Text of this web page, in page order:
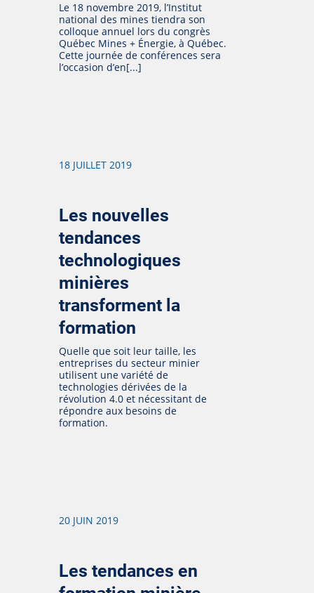
Le 18 novembre 2019, l’Institut
national des mines tiendra son
colloque annuel lors du congrès
Québec Mines + Énergie, à Québec.
Cette journée de conférences sera
l’occasion d’en[...]
18 JUILLET 2019
Les nouvelles
tendances
technologiques
minières
transforment la
formation
Quelle que soit leur taille, les
entreprises du secteur minier
utilisent une variété de
technologies dérivées de la
révolution 4.0 et nécessitant de
répondre aux besoins de
formation.
20 JUIN 2019
Les tendances en